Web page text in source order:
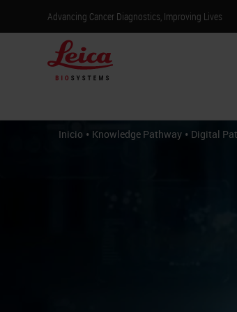
Advancing Cancer Diagnostics, Improving Lives
Inicio • Knowledge Pathway • Digital